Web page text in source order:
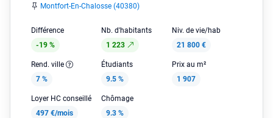
Montfort-En-Chalosse (40380)
Différence
-19 %
Nb. d'habitants
1 223
Niv. de vie/hab
21 800 €
Rend. ville
7 %
Étudiants
9.5 %
Prix au m²
1 907
Loyer HC conseillé
497 €/mois
Chômage
9.3 %